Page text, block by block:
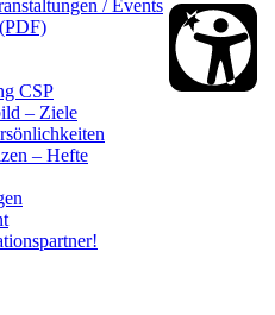
/ Events
CSP
– Ziele
– Hefte